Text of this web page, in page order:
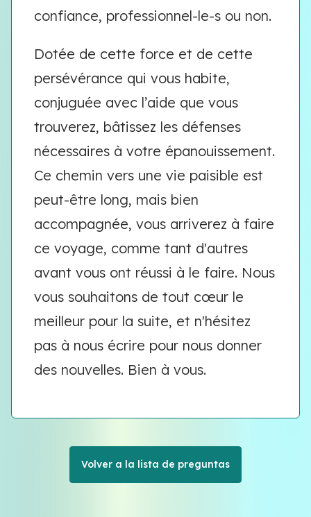
confiance, professionnel-le-s ou non.
Dotée de cette force et de cette
persévérance qui vous habite,
conjuguée avec l’aide que vous
trouverez, bâtissez les défenses
nécessaires à votre épanouissement.
Ce chemin vers une vie paisible est
peut-être long, mais bien
accompagnée, vous arriverez à faire
ce voyage, comme tant d'autres
avant vous ont réussi à le faire. Nous
vous souhaitons de tout cœur le
meilleur pour la suite, et n'hésitez
pas à nous écrire pour nous donner
des nouvelles. Bien à vous.
Volver a la lista de preguntas